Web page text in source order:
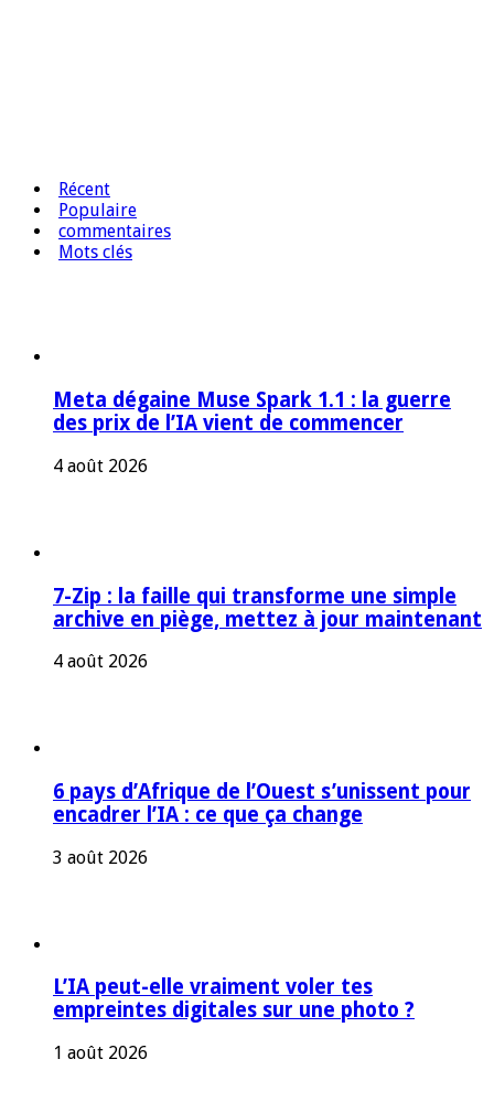
Récent
Populaire
commentaires
Mots clés
Meta dégaine Muse Spark 1.1 : la guerre
des prix de l’IA vient de commencer
4 août 2026
7-Zip : la faille qui transforme une simple
archive en piège, mettez à jour maintenant
4 août 2026
6 pays d’Afrique de l’Ouest s’unissent pour
encadrer l’IA : ce que ça change
3 août 2026
L’IA peut-elle vraiment voler tes
empreintes digitales sur une photo ?
1 août 2026